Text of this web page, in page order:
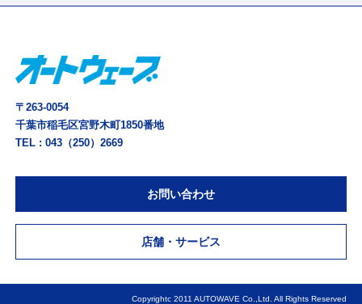
〒263-0054
千葉市稲毛区宮野木町1850番地
TEL :043（250）2669
お問い合わせ
店舗・サービス
Copyrightc 2011 AUTOWAVE Co.,Ltd. All Rights Reserved